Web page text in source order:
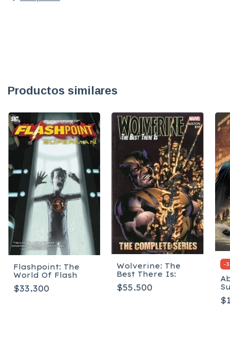
Productos similares
Flashpoint: The
World Of Flash
$33.300
Wolverine: The
Best There Is:
$55.500
-